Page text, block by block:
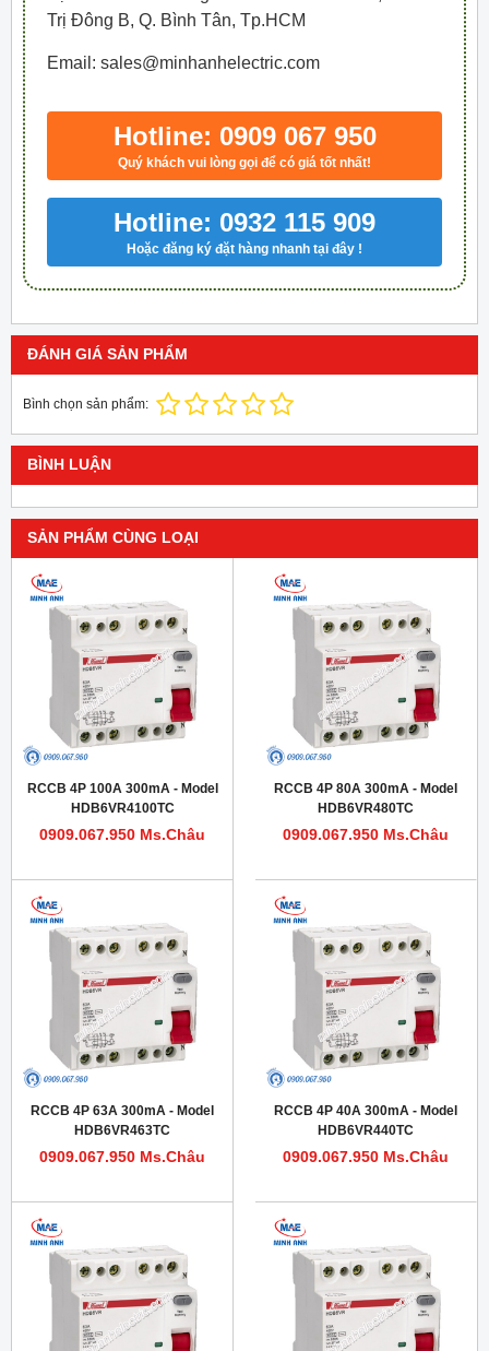
Trị Đông B, Q. Bình Tân, Tp.HCM
Email: sales@minhanhelectric.com
Hotline: 0909 067 950
Quý khách vui lòng gọi để có giá tốt nhất!
Hotline: 0932 115 909
Hoặc đăng ký đặt hàng nhanh tại đây !
ĐÁNH GIÁ SẢN PHẨM
Bình chọn sản phẩm:
BÌNH LUẬN
SẢN PHẨM CÙNG LOẠI
RCCB 4P 100A 300mA - Model
HDB6VR4100TC
0909.067.950 Ms.Châu
RCCB 4P 80A 300mA - Model
HDB6VR480TC
0909.067.950 Ms.Châu
RCCB 4P 63A 300mA - Model
HDB6VR463TC
0909.067.950 Ms.Châu
RCCB 4P 40A 300mA - Model
HDB6VR440TC
0909.067.950 Ms.Châu